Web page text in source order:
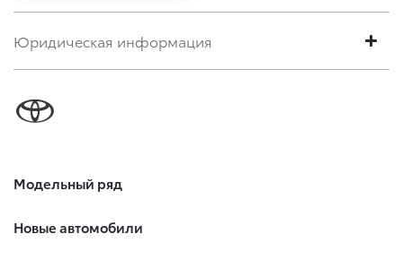
Юридическая информация
Модельный ряд
Новые автомобили